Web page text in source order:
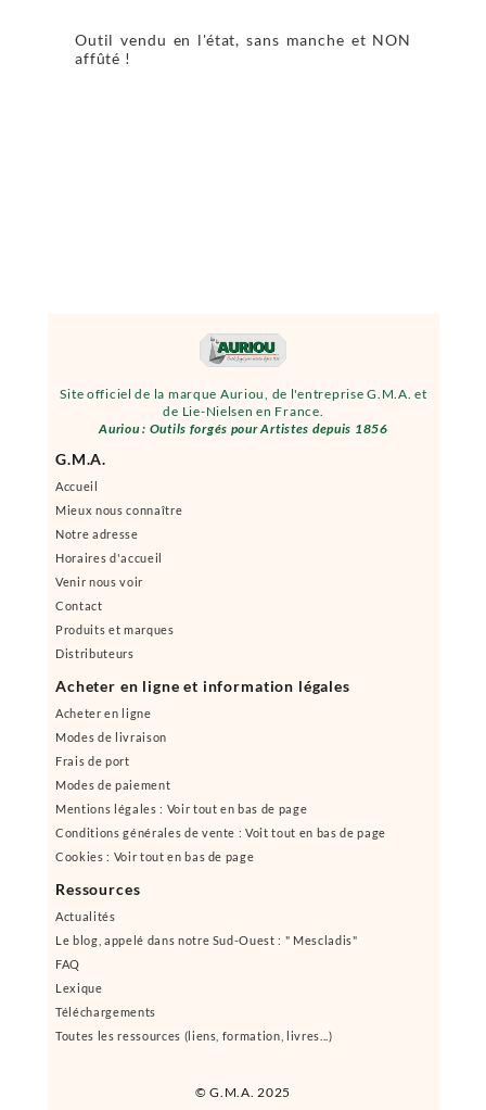
© G.M.A. 2025
Site officiel de la marque Auriou, de l'entreprise G.M.A. et
de Lie-Nielsen en France.
Auriou : Outils forgés pour Artistes depuis 1856
G.M.A.
Accueil
Mieux nous connaître
Notre adresse
Horaires d'accueil
Venir nous voir
Contact
Produits et marques
Distributeurs
Acheter en ligne et information légales
Acheter en ligne
Modes de livraison
Frais de port
Modes de paiement
Mentions légales : Voir tout en bas de page
Conditions générales de vente : Voit tout en bas de page
Cookies : Voir tout en bas de page
Ressources
Actualités
Le blog, appelé dans notre Sud-Ouest : " Mescladis"
FAQ
Lexique
Téléchargements
Toutes les ressources (liens, formation, livres...)
Outil vendu en l'état, sans manche et NON
affûté !